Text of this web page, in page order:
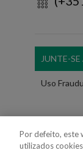
JUNTE-
Uso
Copyright 2018
Por defeito, este
utilizados